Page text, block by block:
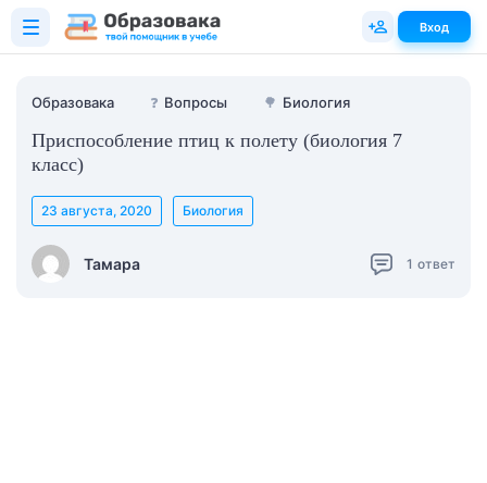
Образовака ❓ Вопросы 🌳 Биология
Приспособление птиц к полету (биология 7
класс)
Тамара
23 августа, 2020 Биология
1 ответ
Вход